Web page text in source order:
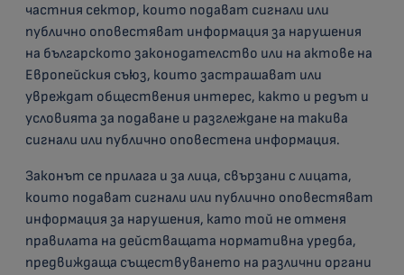
частния сектор, които подават сигнали или
публично оповестяват информация за нарушения
на българското законодателство или на актове на
Европейския съюз, които застрашават или
увреждат обществения интерес, както и редът и
условията за подаване и разглеждане на такива
сигнали или публично оповестена информация.
Законът се прилага и за лица, свързани с лицата,
които подават сигнали или публично оповестяват
информация за нарушения, като той не отменя
правилата на действащата нормативна уредба,
предвиждаща съществуването на различни органи